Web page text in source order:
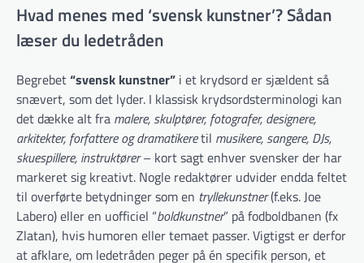
Hvad menes med ‘svensk kunstner’? Sådan
læser du ledetråden
Begrebet“svensk kunstner” i et krydsord er sjældent så
snævert, som det lyder. I klassisk krydsords­terminologi kan
det dække alt fra malere, skulptører, fotografer, designere,
arkitekter, forfattere og dramatikeretil musikere, sangere, DJs,
skuespillere, instruktører– kort sagt enhver svensker der har
markeret sig kreativt. Nogle redaktører udvider endda feltet
til overførte betydninger som en tryllekunstner(f.eks. Joe
Labero) eller en uofficiel “boldkunstner” på fodboldbanen (fx
Zlatan), hvis humoren eller temaet passer. Vigtigst er derfor
at afklare, om ledetråden peger på én specifik person, et